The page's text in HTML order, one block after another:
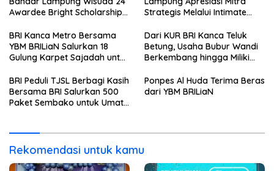
Awardee Bright Scholarship
Profesional Berakhlak Mulia
Strategis Melalui Intimate
Pemenang Merchant Lucky
Ride
BRI Kanca Metro Bersama
YBM BRILiaN Salurkan 18
Gulung Karpet Sajadah untuk
Dari KUR BRI Kanca Teluk
Betung, Usaha Bubur Wandi
Berkembang hingga Miliki
BRI Peduli TJSL Berbagi Kasih
Bersama BRI Salurkan 500
Paket Sembako untuk Umat
Ponpes Al Huda Terima Beras
dari YBM BRILiaN
Rekomendasi untuk kamu